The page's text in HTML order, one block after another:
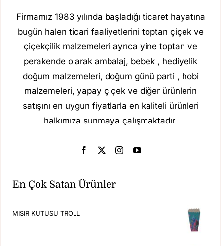
Firmamız 1983 yılında başladığı ticaret hayatına
bugün halen ticari faaliyetlerini toptan çiçek ve
çiçekçilik malzemeleri ayrıca yine toptan ve
perakende olarak ambalaj, bebek , hediyelik
doğum malzemeleri, doğum günü parti , hobi
malzemeleri, yapay çiçek ve diğer ürünlerin
satışını en uygun fiyatlarla en kaliteli ürünleri
halkımıza sunmaya çalışmaktadır.
En Çok Satan Ürünler
MISIR KUTUSU TROLL